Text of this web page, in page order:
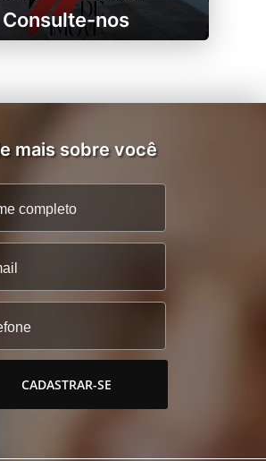
Consulte-nos
mais sobre você
CADASTRAR-SE